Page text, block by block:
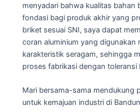
menyadari bahwa kualitas bahan
fondasi bagi produk akhir yang
briket sesuai SNI, saya dapat
coran aluminium yang digunakan
karakteristik seragam, sehingga
proses fabrikasi dengan toleransi
Mari bersama-sama mendukung
untuk kemajuan industri di